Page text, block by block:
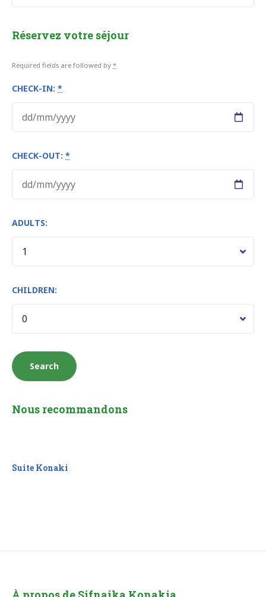
Réservez votre séjour
Required fields are followed by *
CHECK-IN: *
CHECK-OUT: *
ADULTS:
CHILDREN:
Nous recommandons
Suite Konaki